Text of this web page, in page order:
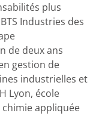
plus
Industries des
de deux ans
gestion de
industrielles et
Lyon, école
appliquée